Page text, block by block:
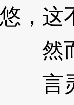
悠，这
然而
言灵